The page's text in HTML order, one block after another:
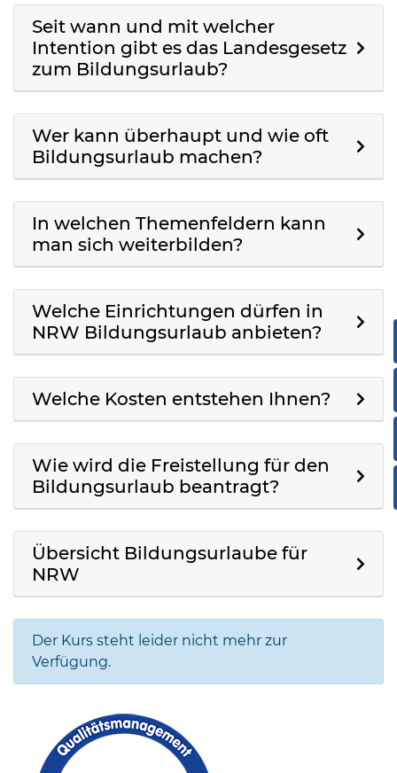
Seit wann und mit welcher
Intention gibt es das Landesgesetz
zum Bildungsurlaub?
Wer kann überhaupt und wie oft
Bildungsurlaub machen?
In welchen Themenfeldern kann
man sich weiterbilden?
Welche Einrichtungen dürfen in
NRW Bildungsurlaub anbieten?
Welche Kosten entstehen Ihnen?
Wie wird die Freistellung für den
Bildungsurlaub beantragt?
Übersicht Bildungsurlaube für
NRW
Der Kurs steht leider nicht mehr zur
Verfügung.